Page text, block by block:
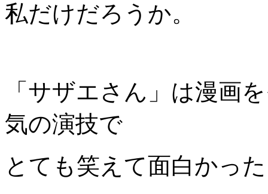
私だけだろうか。
「サザエさん」は漫画
気の演技で
とても笑えて面白かっ